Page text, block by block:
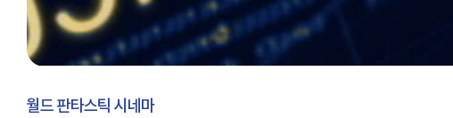
월드 판타스틱 시네마